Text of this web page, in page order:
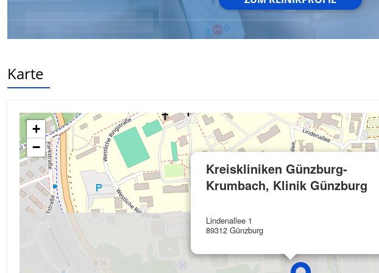
Karte
Kreiskliniken Günzburg-
Krumbach, Klinik Günzburg
Lindenallee 1
89312 Günzburg
+
−